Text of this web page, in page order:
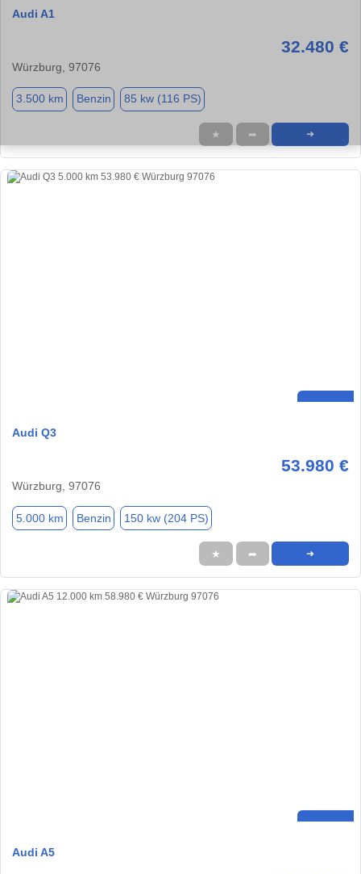
Audi A1
32.480 €
Würzburg, 97076
3.500 km Benzin 85 kw (116 PS)
★ ➦ ➜
Audi Q3
53.980 €
Würzburg, 97076
5.000 km Benzin 150 kw (204 PS)
★ ➦ ➜
Audi A5